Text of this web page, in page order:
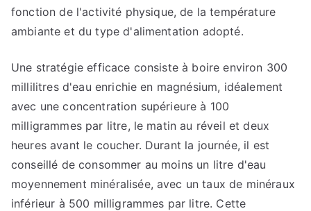
fonction de l'activité physique, de la température
ambiante et du type d'alimentation adopté.
Une stratégie efficace consiste à boire environ 300
millilitres d'eau enrichie en magnésium, idéalement
avec une concentration supérieure à 100
milligrammes par litre, le matin au réveil et deux
heures avant le coucher. Durant la journée, il est
conseillé de consommer au moins un litre d'eau
moyennement minéralisée, avec un taux de minéraux
inférieur à 500 milligrammes par litre. Cette